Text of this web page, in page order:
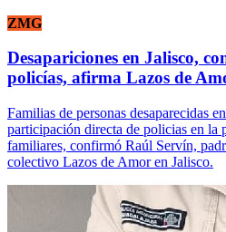
ZMG
Desapariciones en Jalisco,
policías, afirma Lazos de
Familias de personas desaparecidas
participación directa de policias en la
familiares, confirmó Raúl Servín,
colectivo Lazos de Amor en Jalisco.